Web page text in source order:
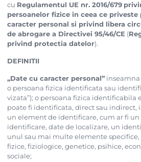
cu Regulamentul UE nr. 2016/679
persoanelor fizice in ceea ce
caracter personal si privind libera
de abrogare a Directivei 95/46/CE (
privind protectia datelor).
DEFINITII
„Date cu caracter personal”
o persoana fizica identificata sau
vizata”); o persoana fizica identificabila
poate fi identificata, direct sau indirect,
un element de identificare, cum ar fi
identificare, date de localizare, un
unul sau mai multe elemente
fizice, fiziologice, genetice, psihice,
sociale;